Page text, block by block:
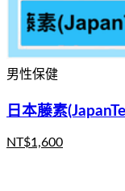
男性保健
日本藤素
NT$1,600